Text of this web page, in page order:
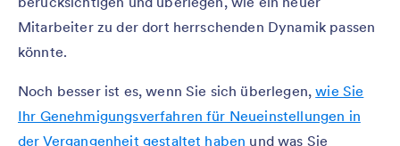
Mitarbeiter zu der dort herrschenden Dynamik passen
könnte.
Noch besser ist es, wenn Sie sich überlegen,wie Sie
Ihr Genehmigungsverfahren für Neueinstellungen in
der Vergangenheit gestaltet haben und was Sie